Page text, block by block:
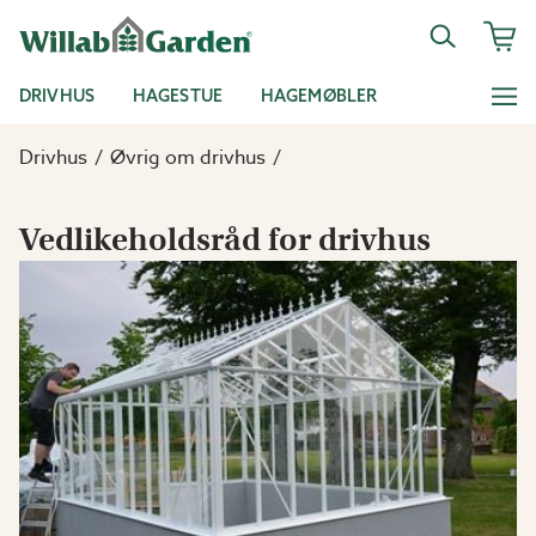
DRIVHUS HAGESTUE HAGEMØBLER
Drivhus Øvrig om drivhus
Vedlikeholdsråd for drivhus